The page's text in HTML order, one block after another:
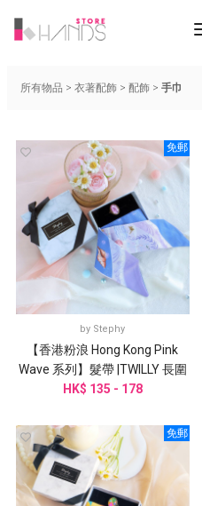
所有物品 > 衣著配飾> 配飾> 手巾
免郵
by Stephy
【香港粉浪 Hong Kong Pink
Wave 系列】髮帶 |TWILLY 長圍
巾| 手袋綁帶｜
HK$ 135 - 178
免郵